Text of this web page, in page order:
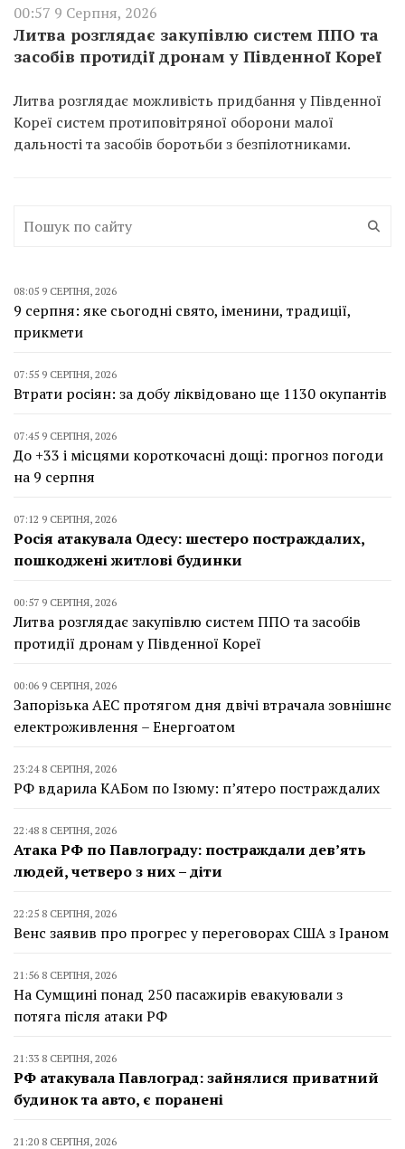
00:57 9 Серпня, 2026
Литва розглядає закупівлю систем ППО та
засобів протидії дронам у Південної Кореї
Литва розглядає можливість придбання у Південної
Кореї систем протиповітряної оборони малої
дальності та засобів боротьби з безпілотниками.
08:05 9 СЕРПНЯ, 2026
9 серпня: яке сьогодні свято, іменини, традиції,
прикмети
07:55 9 СЕРПНЯ, 2026
Втрати росіян: за добу ліквідовано ще 1130 окупантів
07:45 9 СЕРПНЯ, 2026
До +33 і місцями короткочасні дощі: прогноз погоди
на 9 серпня
07:12 9 СЕРПНЯ, 2026
Росія атакувала Одесу: шестеро постраждалих,
пошкоджені житлові будинки
00:57 9 СЕРПНЯ, 2026
Литва розглядає закупівлю систем ППО та засобів
протидії дронам у Південної Кореї
00:06 9 СЕРПНЯ, 2026
Запорізька АЕС протягом дня двічі втрачала зовнішнє
електроживлення – Енергоатом
23:24 8 СЕРПНЯ, 2026
РФ вдарила КАБом по Ізюму: п’ятеро постраждалих
22:48 8 СЕРПНЯ, 2026
Атака РФ по Павлограду: постраждали дев’ять
людей, четверо з них – діти
22:25 8 СЕРПНЯ, 2026
Венс заявив про прогрес у переговорах США з Іраном
21:56 8 СЕРПНЯ, 2026
На Сумщині понад 250 пасажирів евакуювали з
потяга після атаки РФ
21:33 8 СЕРПНЯ, 2026
РФ атакувала Павлоград: зайнялися приватний
будинок та авто, є поранені
21:20 8 СЕРПНЯ, 2026